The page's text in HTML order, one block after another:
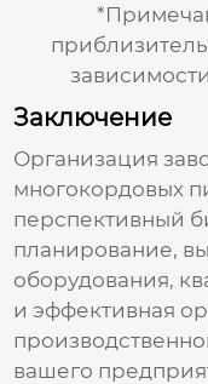
Заключение
Организация
многокордовых
перспективный
планирование,
оборудования,
и эффективная
вашего